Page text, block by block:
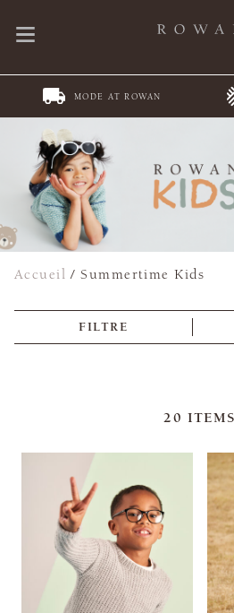
MODE AT ROWAN
Accueil /Summertime Kids
FILTRE
20 ITEMS